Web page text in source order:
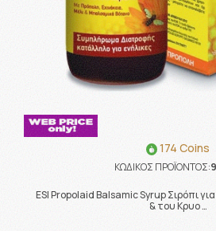
174 Coins
ΚΩΔΙΚΟΣ ΠΡΟΪΟΝΤΟΣ:
ESI Propolaid Balsamic Syrup Σιρόπι
& του Κρυο …